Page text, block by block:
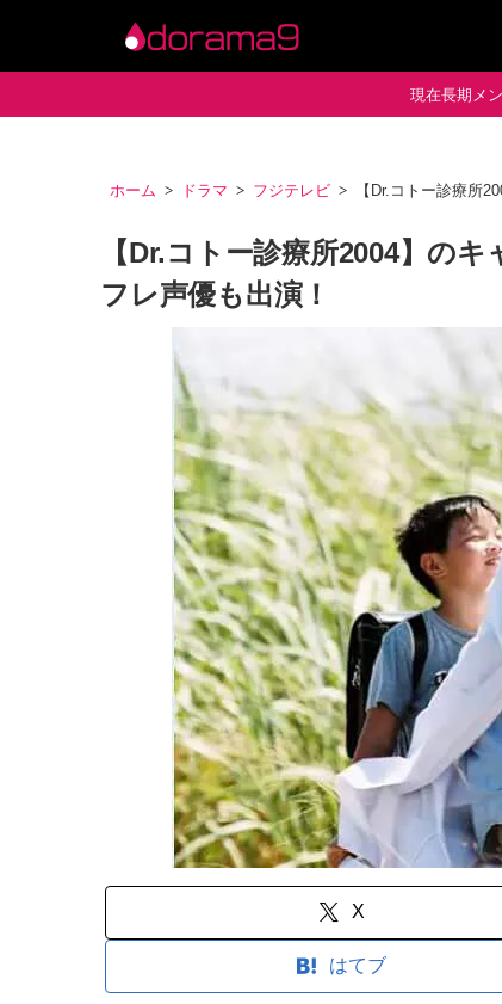
現在長期メ
ホーム ドラマ フジテレビ 【Dr.コトー診療所
【Dr.コトー診療所2004】の
フレ声優も出演！
X
はてブ